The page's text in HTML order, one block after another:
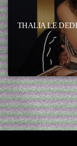
THALIA LE